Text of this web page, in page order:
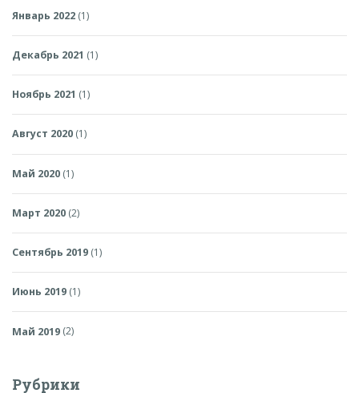
Январь 2022 (1)
Декабрь 2021 (1)
Ноябрь 2021 (1)
Август 2020 (1)
Май 2020 (1)
Март 2020 (2)
Сентябрь 2019 (1)
Июнь 2019 (1)
Май 2019 (2)
Рубрики